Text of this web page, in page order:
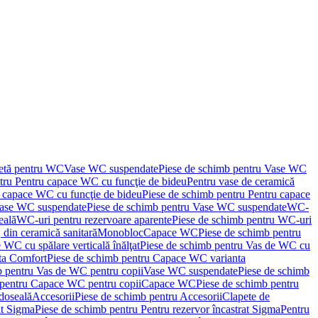
pentru WCVase WC suspendatePiese de schimb pentru Vase WC
Pentru capace WC cu funcţie de bideuPentru vase de ceramică
WC cu funcţie de bideuPiese de schimb pentru Pentru capace
WC suspendatePiese de schimb pentru Vase WC suspendateWC-
WC-uri pentru rezervoare aparentePiese de schimb pentru WC-uri
ceramică sanitarăMonoblocCapace WCPiese de schimb pentru
WC cu spălare verticală înălţatPiese de schimb pentru Vas de WC cu
ComfortPiese de schimb pentru Capace WC varianta
pentru Vas de WC pentru copiiVase WC suspendatePiese de schimb
Capace WC pentru copiiCapace WCPiese de schimb pentru
AccesoriiPiese de schimb pentru AccesoriiClapete de
SigmaPiese de schimb pentru Pentru rezervor încastrat SigmaPentru